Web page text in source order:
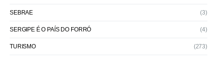
SEBRAE (3)
SERGIPE É O PAÍS DO FORRÓ (4)
TURISMO (273)